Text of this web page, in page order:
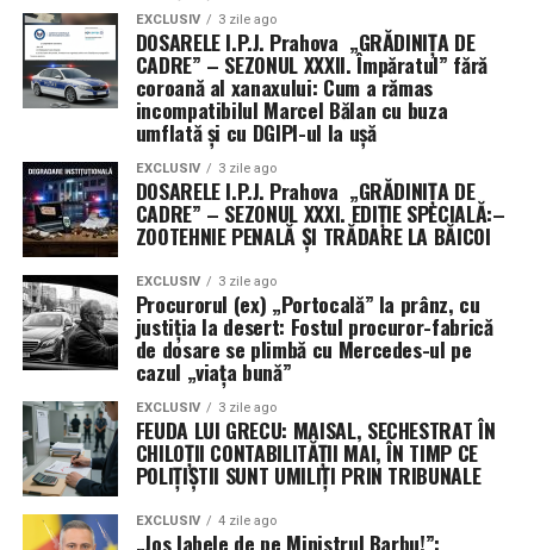
EXCLUSIV 3 zile ago
DOSARELE I.P.J. Prahova „GRĂDINIȚA DE
CADRE” – SEZONUL XXXII. Împăratul” fără
coroană al xanaxului: Cum a rămas
incompatibilul Marcel Bălan cu buza
umflată și cu DGIPI-ul la ușă
EXCLUSIV 3 zile ago
DOSARELE I.P.J. Prahova „GRĂDINIȚA DE
CADRE” – SEZONUL XXXI. EDIȚIE SPECIALĂ:–
ZOOTEHNIE PENALĂ ȘI TRĂDARE LA BĂICOI
EXCLUSIV 3 zile ago
Procurorul (ex) „Portocală” la prânz, cu
justiția la desert: Fostul procuror-fabrică
de dosare se plimbă cu Mercedes-ul pe
cazul „viața bună”
EXCLUSIV 3 zile ago
FEUDA LUI GRECU: MAISAL, SECHESTRAT ÎN
CHILOȚII CONTABILITĂȚII MAI, ÎN TIMP CE
POLIȚIȘTII SUNT UMILIȚI PRIN TRIBUNALE
EXCLUSIV 4 zile ago
„Jos labele de pe Ministrul Barbu!”: